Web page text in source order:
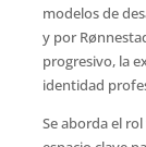
modelos de
y por
progresivo, la
identidad
Se aborda el